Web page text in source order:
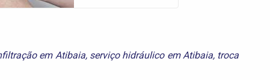
em Atibaia, serviço hidráulico em Atibaia, troca